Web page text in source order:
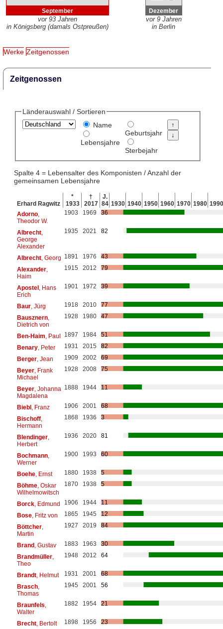
September
vor 93 Jahren
in Königsberg (damals Ostpreußen)
Dezember
vor 9 Jahren
in Berlin
Werke Zeitgenossen
Zeitgenossen
Länderauswahl / Sortieren
Name
Lebensjahre
Geburtsjahr
Sterbejahr
Spalte 4 = Lebensalter des Komponisten / Anzahl der
gemeinsamen Lebensjahre
Erhard Ragwitz
*
1933
†
2017
J.
84 1930 1940 1950 1960 1970 1980 1990
Adorno,
Theodor W.
1903 1969 36
Albrecht,
George
Alexander
1935 2021 82
Albrecht, Georg 1891 1976
43
Alexander,
Haim
1915 2012 79
Apostel, Hans
Erich
1901 1972 39
Baur, Jürg 1918 2010
77
Bausznern,
Dietrich von
1928 1980 47
Ben-Haim , Paul 1897 1984
51
Benary, Peter 1931 2015
82
Berger, Jean 1909 2002
69
Beyer, Frank
Michael
1928 2008 75
Beyer, Johanna
Magdalena
1888 1944 11
Biebl, Franz 1906 2001
68
Bischoff,
Hermann
1868 1936 3
Blendinger,
Herbert
1936 2020 81
Bochmann,
Werner
1900 1993 60
Boehe, Ernst 1880 1938
5
Böhme, Oskar
Wilhelmowitsch
1870 1938 5
Borck, Edmund 1906 1944
11
Bose, Fritz von 1865 1945
12
Böttcher,
Martin
1927 2019 84
Brand, Gustav 1883 1963
30
Brandmüller,
Theo
1948 2012 64
Brandt, Helmut 1931 2001
68
Brasch,
Thomas
1945 2001 56
Braunfels
Walter
1882 1954 21
Brecht, Bertolt 1898 1956
23